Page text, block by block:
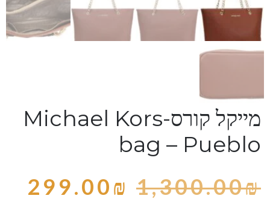
מייקל קורס-Michael Kors
bag – Pueblo
1,300.00₪
299.00₪